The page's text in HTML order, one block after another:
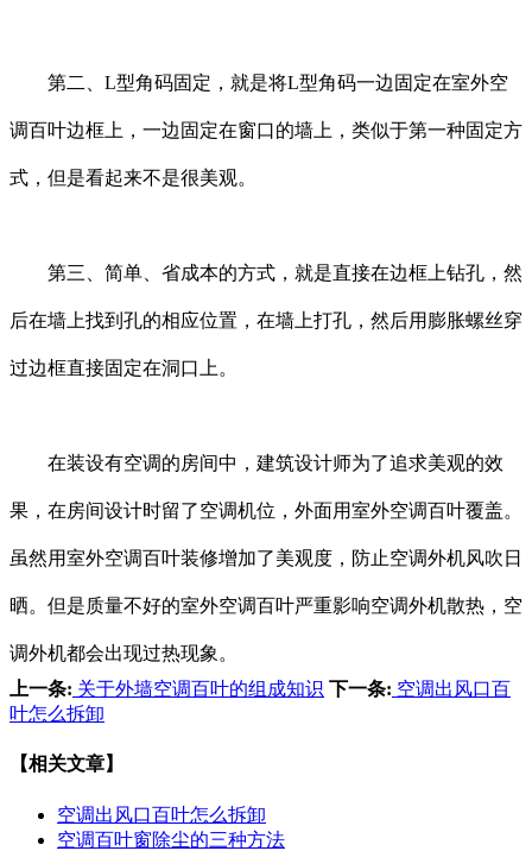
第二、L型角码固定，就是将L型角码一边固定在室外空
调百叶边框上，一边固定在窗口的墙上，类似于第一种固定方
式，但是看起来不是很美观。
第三、简单、省成本的方式，就是直接在边框上钻孔，然
后在墙上找到孔的相应位置，在墙上打孔，然后用膨胀螺丝穿
过边框直接固定在洞口上。
在装设有空调的房间中，建筑设计师为了追求美观的效
果，在房间设计时留了空调机位，外面用室外空调百叶覆盖。
虽然用室外空调百叶装修增加了美观度，防止空调外机风吹日
晒。但是质量不好的室外空调百叶严重影响空调外机散热，空
调外机都会出现过热现象。
上一条: 关于外墙空调百叶的组成知识 下一条: 空调出风口百
叶怎么拆卸
【相关文章】
空调出风口百叶怎么拆卸
空调百叶窗除尘的三种方法